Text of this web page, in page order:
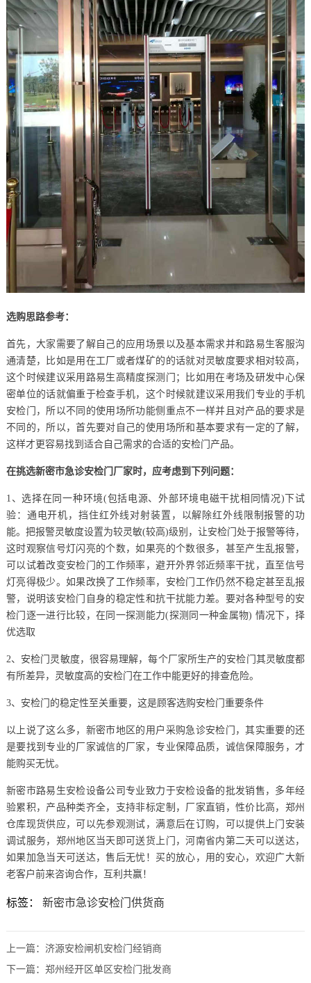
选购思路参考：
首先，大家需要了解自己的应用场景以及基本需求并和路易生客服沟
通清楚，比如是用在工厂或者煤矿的的话就对灵敏度要求相对较高，
这个时候建议采用路易生高精度探测门；比如用在考场及研发中心保
密单位的话就偏重于检查手机，这个时候就建议采用我们专业的手机
安检门，所以不同的使用场所功能侧重点不一样并且对产品的要求是
不同的，所以，首先要对自己的使用场所和基本要求有一定的了解，
这样才更容易找到适合自己需求的合适的安检门产品。
在挑选新密市急诊安检门厂家时，应考虑到下列问题：
1、选择在同一种环境(包括电源、外部环境电磁干扰相同情况)下试
验：通电开机，挡住红外线对射装置，以解除红外线限制报警的功
能。把报警灵敏度设置为较灵敏(较高)级别，让安检门处于报警等待，
这时观察信号灯闪亮的个数，如果亮的个数很多，甚至产生乱报警，
可以试着改变安检门的工作频率，避开外界邻近频率干扰，直至信号
灯亮得极少。如果改换了工作频率，安检门工作仍然不稳定甚至乱报
警，说明该安检门自身的稳定性和抗干扰能力差。要对各种型号的安
检门逐一进行比较，在同一探测能力(探测同一种金属物) 情况下，择
优选取
2、安检门灵敏度，很容易理解，每个厂家所生产的安检门其灵敏度都
有所差异，灵敏度高的安检门在工作中能更好的排查危险。
3、安检门的稳定性至关重要，这是顾客选购安检门重要条件
以上说了这么多，新密市地区的用户采购急诊安检门，其实重要的还
是要找到专业的厂家诚信的厂家，专业保障品质，诚信保障服务，才
能购买无忧。
新密市路易生安检设备公司专业致力于安检设备的批发销售，多年经
验累积，产品种类齐全，支持非标定制，厂家直销，性价比高，郑州
仓库现货供应，可以先参观测试，满意后在订购，可以提供上门安装
调试服务，郑州地区当天即可送货上门，河南省内第二天可以送达，
如果加急当天可送达，售后无忧！买的放心，用的安心，欢迎广大新
老客户前来咨询合作，互利共赢！
标签： 新密市急诊安检门供货商
上一篇： 济源安检闸机安检门经销商
下一篇： 郑州经开区单区安检门批发商